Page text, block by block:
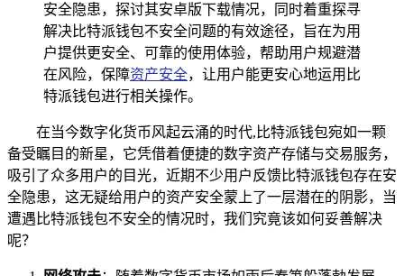
安全隐患，探讨其安卓版下载情况，同时着重探寻
解决比特派钱包不安全问题的有效途径，旨在为用
户提供更安全、可靠的使用体验，帮助用户规避潜
在风险，保障资产安全，让用户能更安心地运用比
特派钱包进行相关操作。
在当今数字化货币风起云涌的时代,比特派钱包宛如一颗
备受瞩目的新星，它凭借着便捷的数字资产存储与交易服务，
吸引了众多用户的目光，近期不少用户反馈比特派钱包存在安
全隐患，这无疑给用户的资产安全蒙上了一层潜在的阴影，当
遭遇比特派钱包不安全的情况时，我们究竟该如何妥善解决
呢？